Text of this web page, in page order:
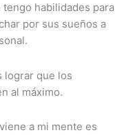
habilidades para
por sus sueños a
lograr que los
al máximo.
a mi mente es